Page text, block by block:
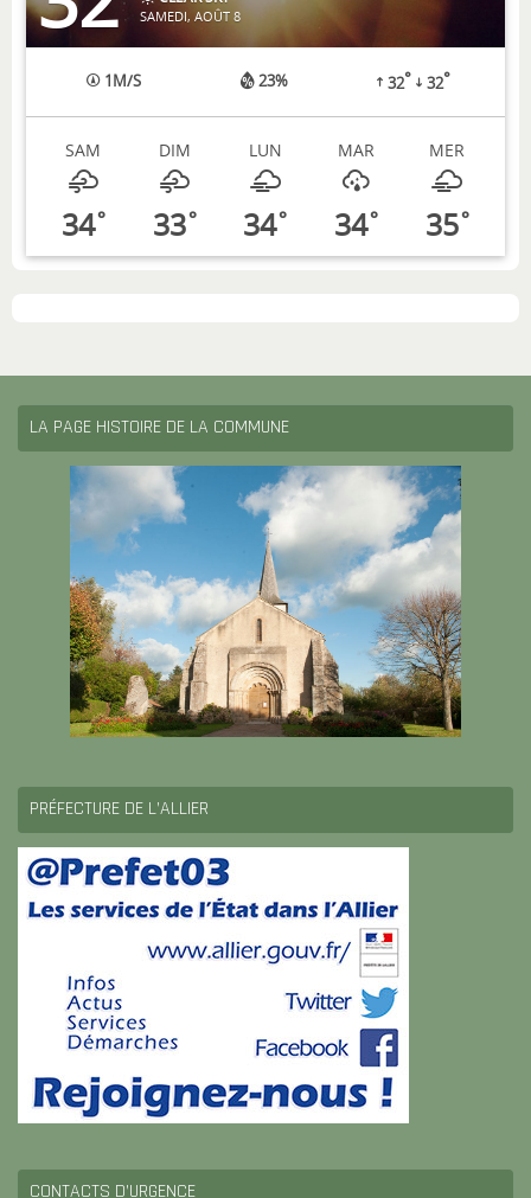
SAMEDI, AOÛT 8
1M/S 23% 32° 32°
SAM
34°
DIM
33°
LUN
34°
MAR
34°
MER
35°
LA PAGE HISTOIRE DE LA COMMUNE
PRÉFECTURE DE L’ALLIER
CONTACTS D’URGENCE